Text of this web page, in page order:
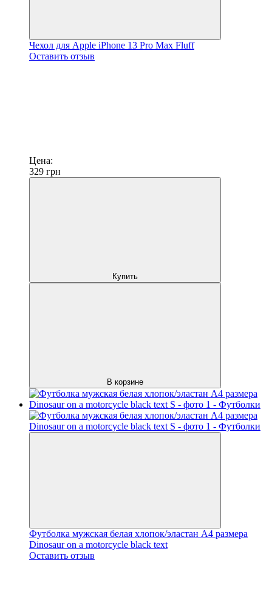
Чехол для Apple iPhone 13 Pro Max Fluff
Оставить отзыв
Цена:
329 грн
Купить
В корзине
Футболка мужская белая хлопок/эластан А4 размера
Dinosaur on a motorcycle black text
Оставить отзыв